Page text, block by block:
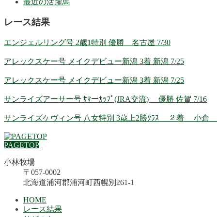
レース結果
エンジェルリング号 2歳1特別 優勝 名古屋 7/30
アレックスケー号 メイクデビュー新潟 3着 新潟 7/25
アレックスケー号 メイクデビュー新潟 3着 新潟 7/25
サンライズアーサー号 ｻﾏーｶｯﾌﾟ(JRA交流) 優勝 佐賀 7/16
サンライズケヴィン号 八女特別 3歳上2勝ｸﾗｽ ２着 小倉
PAGETOP
小林牧場
〒057-0002
北海道浦河郡浦河町西幌別261-1
HOME
レース結果